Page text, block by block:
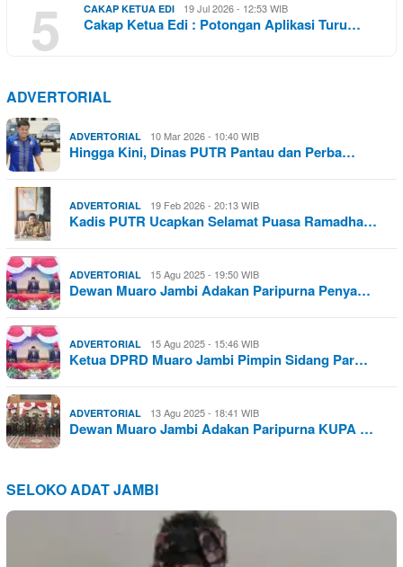
5 CAKAP KETUA EDI 19 Jul 2026 - 12:53 WIB
Cakap Ketua Edi : Potongan Aplikasi Turu…
ADVERTORIAL
ADVERTORIAL 10 Mar 2026 - 10:40 WIB
Hingga Kini, Dinas PUTR Pantau dan Perba…
ADVERTORIAL 19 Feb 2026 - 20:13 WIB
Kadis PUTR Ucapkan Selamat Puasa Ramadha…
ADVERTORIAL 15 Agu 2025 - 19:50 WIB
Dewan Muaro Jambi Adakan Paripurna Penya…
ADVERTORIAL 15 Agu 2025 - 15:46 WIB
Ketua DPRD Muaro Jambi Pimpin Sidang Par…
ADVERTORIAL 13 Agu 2025 - 18:41 WIB
Dewan Muaro Jambi Adakan Paripurna KUPA …
SELOKO ADAT JAMBI